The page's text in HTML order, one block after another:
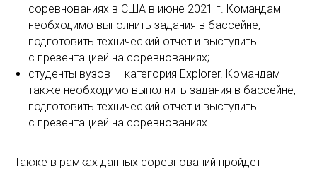
соревнованиях в США в июне 2021 г. Командам
необходимо выполнить задания в бассейне,
подготовить технический отчет и выступить
с презентацией на соревнованиях;
студенты вузов — категория Explorer. Командам
также необходимо выполнить задания в бассейне,
подготовить технический отчет и выступить
с презентацией на соревнованиях.
Также в рамках данных соревнований пройдет